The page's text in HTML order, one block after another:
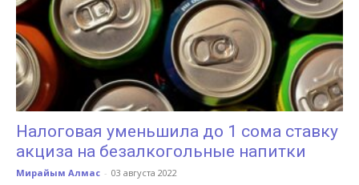
Налоговая уменьшила до 1 сома ставку
акциза на безалкогольные напитки
Мирайым Алмас - 03 августа 2022